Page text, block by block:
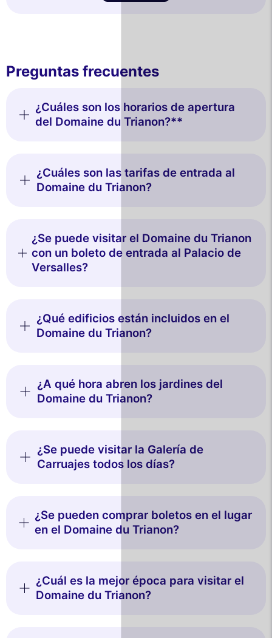
Preguntas frecuentes
¿Cuáles son los horarios de apertura
del Domaine du Trianon?**
¿Cuáles son las tarifas de entrada al
Domaine du Trianon?
¿Se puede visitar el Domaine du Trianon
con un boleto de entrada al Palacio de
Versalles?
¿Qué edificios están incluidos en el
Domaine du Trianon?
¿A qué hora abren los jardines del
Domaine du Trianon?
¿Se puede visitar la Galería de
Carruajes todos los días?
¿Se pueden comprar boletos en el lugar
en el Domaine du Trianon?
¿Cuál es la mejor época para visitar el
Domaine du Trianon?